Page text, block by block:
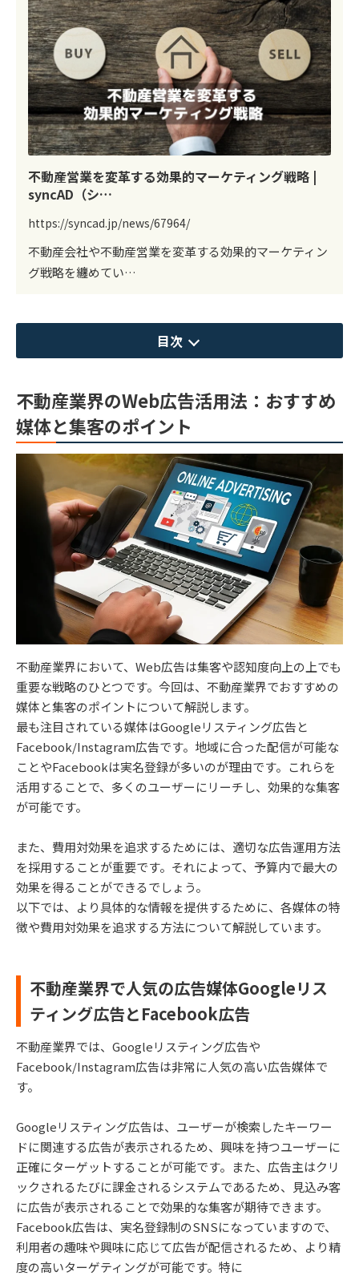
不動産営業を変革する効果的マーケティング戦略 |
syncAD（シ…
https://syncad.jp/news/67964/
不動産会社や不動産営業を変革する効果的マーケティン
グ戦略を纏めてい…
目次
不動産業界のWeb広告活用法：おすすめ
媒体と集客のポイント
不動産業界において、Web広告は集客や認知度向上の上でも
重要な戦略のひとつです。今回は、不動産業界でおすすめの
媒体と集客のポイントについて解説します。
最も注目されている媒体はGoogleリスティング広告と
Facebook/Instagram広告です。地域に合った配信が可能な
ことやFacebookは実名登録が多いのが理由です。これらを
活用することで、多くのユーザーにリーチし、効果的な集客
が可能です。
また、費用対効果を追求するためには、適切な広告運用方法
を採用することが重要です。それによって、予算内で最大の
効果を得ることができるでしょう。
以下では、より具体的な情報を提供するために、各媒体の特
徴や費用対効果を追求する方法について解説しています。
不動産業界で人気の広告媒体Googleリス
ティング広告とFacebook広告
不動産業界では、Googleリスティング広告や
Facebook/Instagram広告は非常に人気の高い広告媒体で
す。
Googleリスティング広告は、ユーザーが検索したキーワー
ドに関連する広告が表示されるため、興味を持つユーザーに
正確にターゲットすることが可能です。また、広告主はクリ
ックされるたびに課金されるシステムであるため、見込み客
に広告が表示されることで効果的な集客が期待できます。
Facebook広告は、実名登録制のSNSになっていますので、
利用者の趣味や興味に応じて広告が配信されるため、より精
度の高いターゲティングが可能です。特に